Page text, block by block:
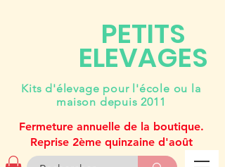
PETITS
ELEVAGES
Kits d'élevage pour l'école ou la
maison depuis 2011
Fermeture annuelle de la boutique.
Reprise 2ème quinzaine d'août